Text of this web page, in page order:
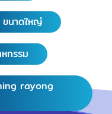
นาดใหญ่
กรรม
rayong